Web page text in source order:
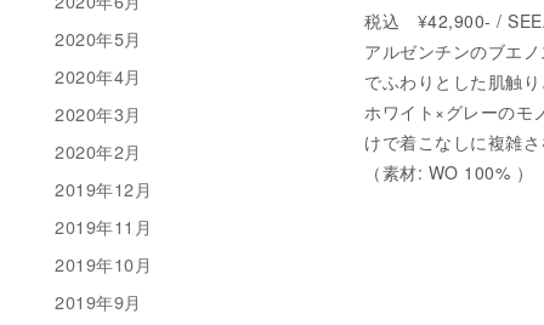
税込 ¥42,900- /
アルゼンチンのブエ
でふわりとした肌触
ホワイト×グレーのモ
けで着こなしに複雑
（素材: WO 100% ）
2020年5月
2020年4月
2020年3月
2020年2月
2019年12月
2019年11月
2019年10月
2019年9月